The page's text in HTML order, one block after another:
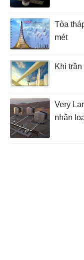
Tòa
mét
Khi trần
Very
nhân